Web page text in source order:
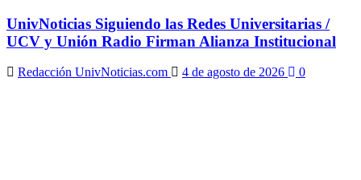
UnivNoticias Siguiendo las Redes Universitarias /
UCV y Unión Radio Firman Alianza Institucional
Redacción UnivNoticias.com 4 de agosto de 2026 0